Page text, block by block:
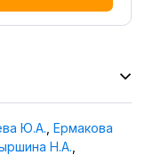
Ю.А. Ермакова
Н.А.